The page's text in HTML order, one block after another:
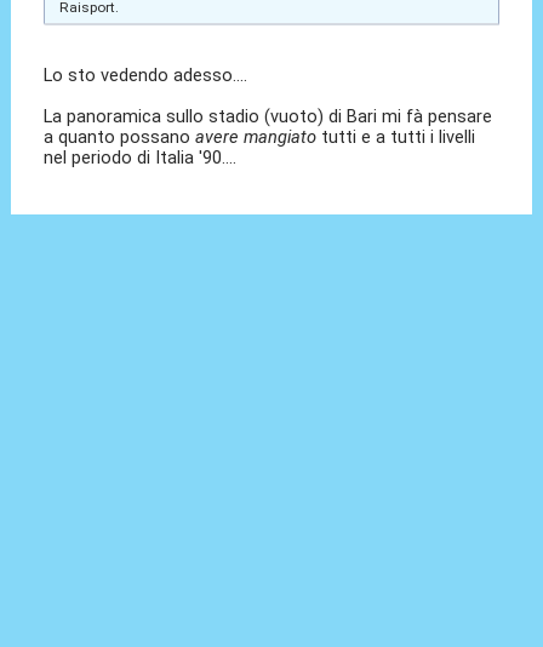
Raisport.
Lo sto vedendo adesso....
La panoramica sullo stadio (vuoto) di Bari mi fà pensare
a quanto possanoavere mangiato tutti e a tutti i livelli
nel periodo di Italia '90....